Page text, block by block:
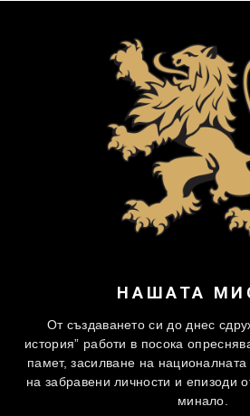
НАШАТА
От създаването си до днес
история” работи в посока
памет, засилване на националната
на забравени личности и епизоди
минало.